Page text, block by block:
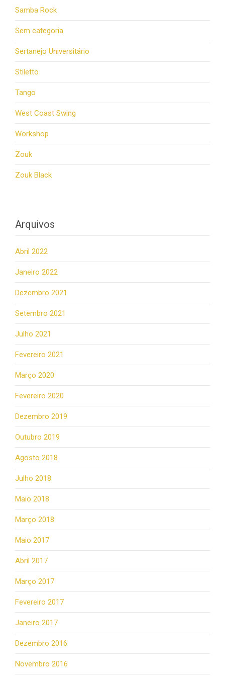
Samba Rock
Sem categoria
Sertanejo Universitário
Stiletto
Tango
West Coast Swing
Workshop
Zouk
Zouk Black
Arquivos
Abril 2022
Janeiro 2022
Dezembro 2021
Setembro 2021
Julho 2021
Fevereiro 2021
Março 2020
Fevereiro 2020
Dezembro 2019
Outubro 2019
Agosto 2018
Julho 2018
Maio 2018
Março 2018
Maio 2017
Abril 2017
Março 2017
Fevereiro 2017
Janeiro 2017
Dezembro 2016
Novembro 2016